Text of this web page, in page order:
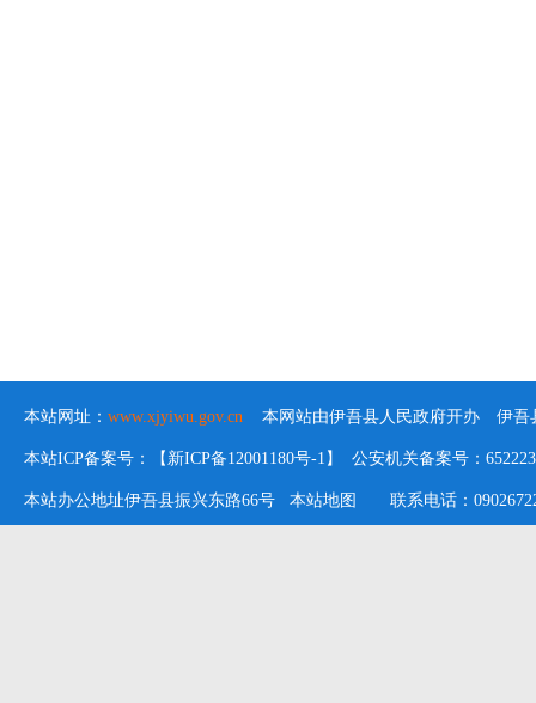
本站网址： www.xjyiwu.gov.cn 本网站由伊吾县人民政府开办 伊吾
本站ICP备案号：【新ICP备12001180号-1】 公安机关备案号：
本站办公地址伊吾县振兴东路66号 本站地图 联系电话：